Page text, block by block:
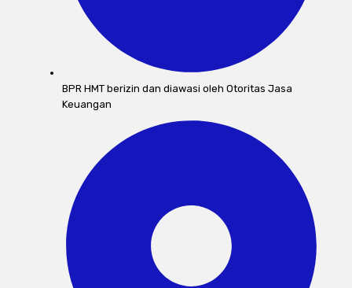
BPR HMT berizin dan diawasi oleh Otoritas Jasa
Keuangan